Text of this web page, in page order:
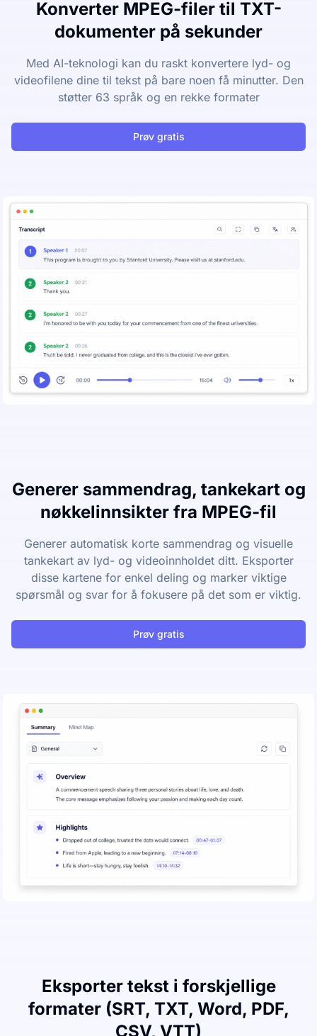
Konverter MPEG-filer til TXT-
dokumenter på sekunder
Med AI-teknologi kan du raskt konvertere lyd- og
videofilene dine til tekst på bare noen få minutter. Den
støtter 63 språk og en rekke formater
Prøv gratis
Generer sammendrag, tankekart og
nøkkelinnsikter fra MPEG-fil
Generer automatisk korte sammendrag og visuelle
tankekart av lyd- og videoinnholdet ditt. Eksporter
disse kartene for enkel deling og marker viktige
spørsmål og svar for å fokusere på det som er viktig.
Prøv gratis
Eksporter tekst i forskjellige
formater (SRT, TXT, Word, PDF,
CSV, VTT)